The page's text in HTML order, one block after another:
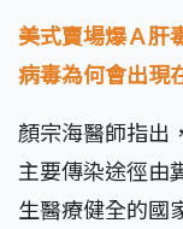
美式賣場爆Ａ肝
病毒為何會出現
顏宗海醫師指出
主要傳染途徑由
生醫療健全的國